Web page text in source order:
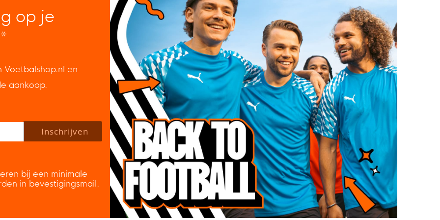
op je
Voetbalshop.nl en
aankoop.
policy to subscribe to our newsletter.
Inschrijven
bij een minimale
in bevestigingsmail.